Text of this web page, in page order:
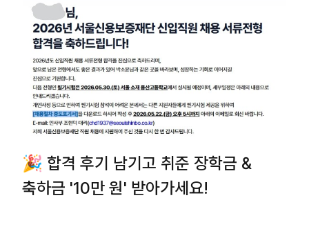
🎉 합격 후기 남기고 취준 장학금 &
축하금 '10만 원' 받아가세요!